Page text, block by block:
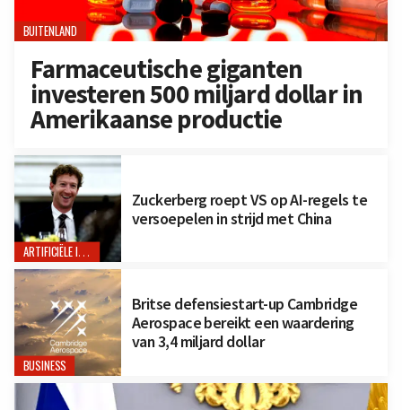
BUITENLAND
Farmaceutische giganten
investeren 500 miljard dollar in
Amerikaanse productie
ARTIFICIËLE INTELLIGENTIE
Zuckerberg roept VS op AI-regels te
versoepelen in strijd met China
BUSINESS
Britse defensiestart-up Cambridge
Aerospace bereikt een waardering
van 3,4 miljard dollar